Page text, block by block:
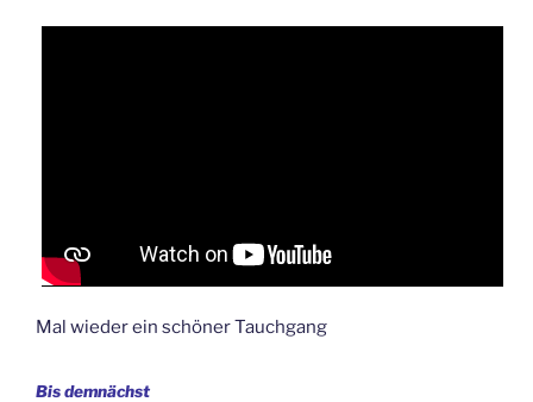
Mal wieder ein schöner Tauchgang
Bis demnächst